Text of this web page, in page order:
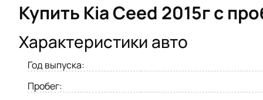
Купить Kia Ceed 2015г с
Характеристики авто
Год выпуска:
Пробег: